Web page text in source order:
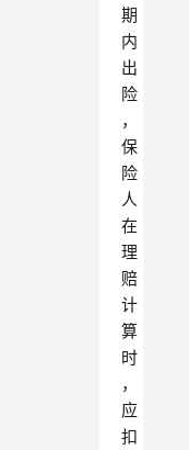
期
内
出
险
，
保
险
人
在
理
赔
计
算
时
，
应
扣